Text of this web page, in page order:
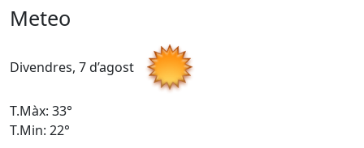
Meteo
Divendres, 7 d’agost
T.Màx: 33°
T.Min: 22°